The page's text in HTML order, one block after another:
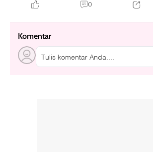
0
Komentar
Tulis komentar Anda....